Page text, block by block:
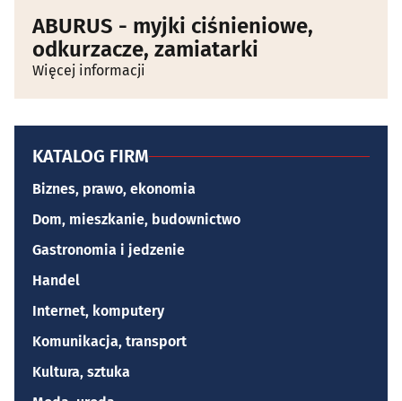
ABURUS - myjki ciśnieniowe,
odkurzacze, zamiatarki
Więcej informacji
KATALOG FIRM
Biznes, prawo, ekonomia
Dom, mieszkanie, budownictwo
Gastronomia i jedzenie
Handel
Internet, komputery
Komunikacja, transport
Kultura, sztuka